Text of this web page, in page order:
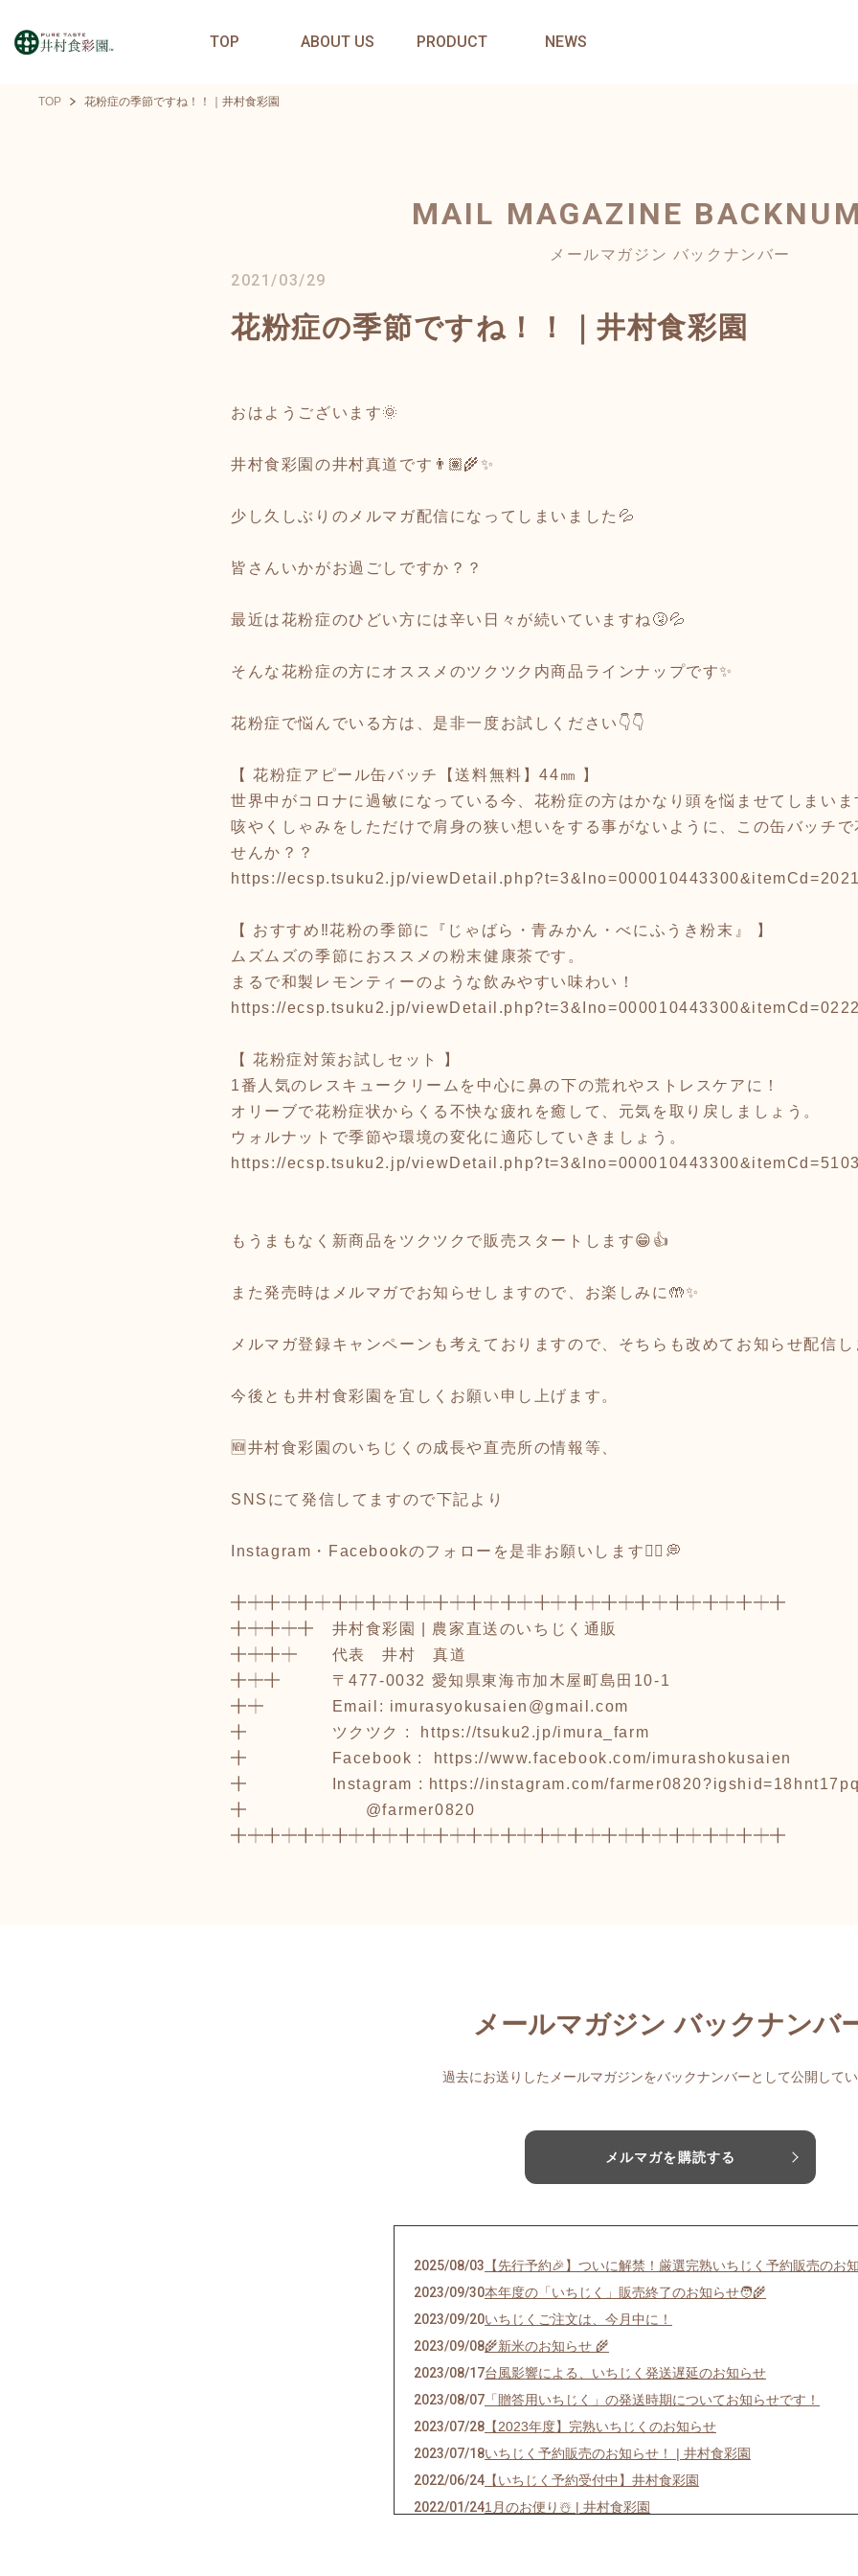
TOP ABOUT US PRODUCT NEWS
TOP 花粉症の季節ですね！！｜井村食彩園
MAIL MAGAZINE
メールマガジン バックナンバー
2021/03/29
花粉症の季節ですね！！｜井村食彩園
おはようございます🌞
井村食彩園の井村真道です👨🏽‍🌾✨
少し久しぶりのメルマガ配信になってしまいました💦
皆さんいかがお過ごしですか？？
最近は花粉症のひどい方には辛い日々が続いていますね🤧💦
そんな花粉症の方にオススメのツクツク内商品ラインナップです✨
花粉症で悩んでいる方は、是非一度お試しください👇👇
【 花粉症アピール缶バッチ【送料無料】44㎜ 】
世界中がコロナに過敏になっている今、花粉症の方はかなり頭を悩ませてしまい
咳やくしゃみをしただけで肩身の狭い想いをする事がないように、この缶バッチ
せんか？？
https://ecsp.tsuku2.jp/
【 おすすめ‼花粉の季節に『じゃばら・青みかん・べにふうき粉末』 】
ムズムズの季節におススメの粉末健康茶です。
まるで和製レモンティーのような飲みやすい味わい！
https://ecsp.tsuku2.jp/
【 花粉症対策お試しセット 】
1番人気のレスキュークリームを中心に鼻の下の荒れやストレスケアに！
オリーブで花粉症状からくる不快な疲れを癒して、元気を取り戻しましょう。
ウォルナットで季節や環境の変化に適応していきましょう。
https://ecsp.tsuku2.jp/
もうまもなく新商品をツクツクで販売スタートします😁👍
また発売時はメルマガでお知らせしますので、お楽しみに🤲✨
メルマガ登録キャンペーンも考えておりますので、そちらも改めてお知らせ配信し
今後とも井村食彩園を宜しくお願い申し上げます。
🆕井村食彩園のいちじくの成長や直売所の情報等、
SNSにて発信してますので下記より
Instagram・Facebookのフォローを是非お願いします💁‍♂️💭
╋┿╋┿╋┿╋┿╋┿╋┿╋┿╋┿╋┿╋┿╋┿╋┿╋┿╋┿╋┿╋┿╋
╋┿╋┿╋ 井村食彩園 | 農家直送のいちじく通販
╋┿╋┿ 代表 井村 真道
╋┿╋ 〒477-0032 愛知県東海市加木屋町島田10-1
╋┿ Email: imurasyokusaien@gmail.com
╋ ツクツク : https://tsuku2.jp/imura_farm
╋ Facebook :
https://www.facebook.com/imurashokusaien
╋ Instagram : https://instagram.com/
╋ @farmer0820
╋┿╋┿╋┿╋┿╋┿╋┿╋┿╋┿╋┿╋┿╋┿╋┿╋┿╋┿╋┿╋┿╋
メールマガジン バックナンバ
過去にお送りしたメールマガジンをバックナンバーとして公開して
メルマガを購読する
2025/08/03 【先行予約🎉】ついに解禁！厳選完熟いちじく予約販売のお
2023/09/30本年度の「いちじく」販売終了のお知らせ🧑‍🌾
2023/09/20いちじくご注文は、今月中に！
2023/09/08🌾新米のお知らせ 🌾
2023/08/17台風影響による、いちじく発送遅延のお知らせ
2023/08/07 「贈答用いちじく」の発送時期についてお知らせです！
2023/07/28 【2023年度】完熟いちじくのお知らせ
2023/07/18いちじく予約販売のお知らせ！ | 井村食彩園
2022/06/24 【いちじく予約受付中】井村食彩園
2022/01/241月のお便り☃️ | 井村食彩園